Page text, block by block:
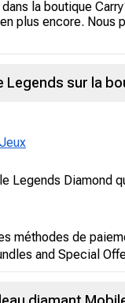
la boutique
plus encore.
sur la
Legends Diamond
méthodes de
and Special